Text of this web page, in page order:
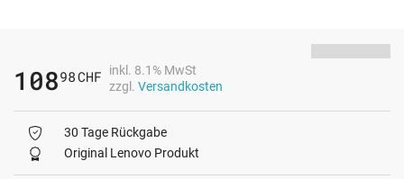
10898CHF
inkl. 8.1% MwSt
zzgl. Versandkosten
30 Tage Rückgabe
Original Lenovo Produkt